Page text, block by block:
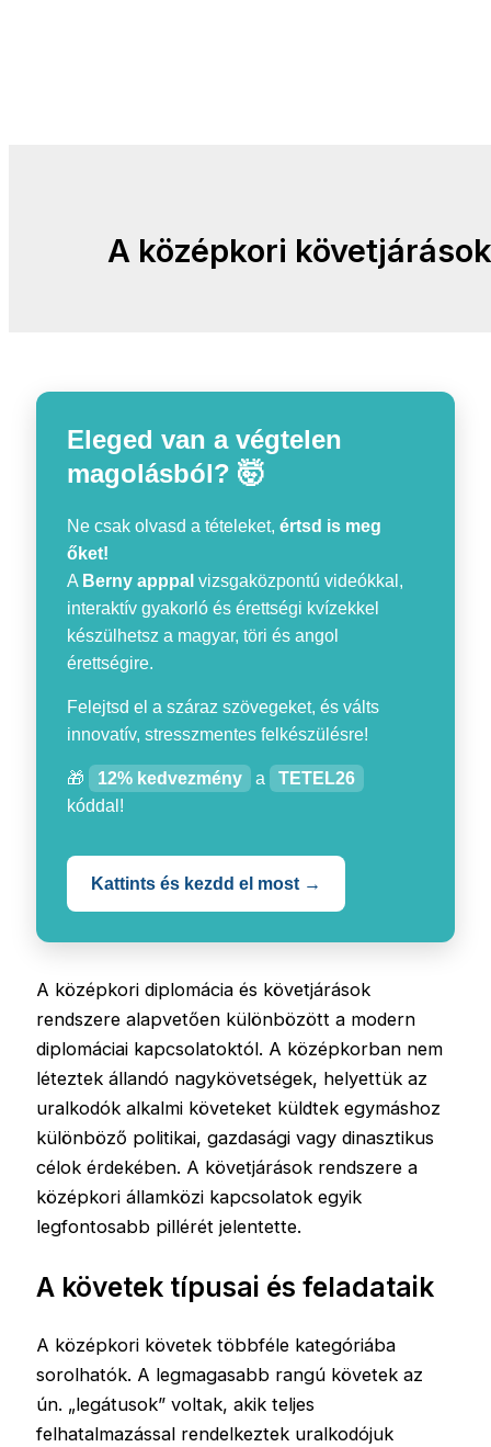
A középkori követjárások
Eleged van a végtelen
magolásból? 🤯
Ne csak olvasd a tételeket,értsd is meg
őket!
A Berny apppal vizsgaközpontú videókkal,
interaktív gyakorló és érettségi kvízekkel
készülhetsz a magyar, töri és angol
érettségire.
Felejtsd el a száraz szövegeket, és válts
innovatív, stresszmentes felkészülésre!
🎁 12% kedvezmény a
TETEL26
kóddal!
Kattints és kezdd el most →
A középkori diplomácia és követjárások
rendszere alapvetően különbözött a modern
diplomáciai kapcsolatoktól. A középkorban nem
léteztek állandó nagykövetségek, helyettük az
uralkodók alkalmi követeket küldtek egymáshoz
különböző politikai, gazdasági vagy dinasztikus
célok érdekében. A követjárások rendszere a
középkori államközi kapcsolatok egyik
legfontosabb pillérét jelentette.
A követek típusai és feladataik
A középkori követek többféle kategóriába
sorolhatók. A legmagasabb rangú követek az
ún. „legátusok” voltak, akik teljes
felhatalmazással rendelkeztek uralkodójuk